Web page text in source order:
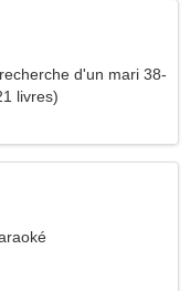
d'un mari 38-
livres)